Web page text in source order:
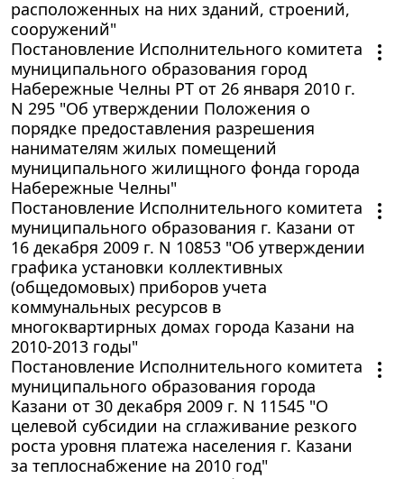
расположенных на них зданий, строений,
сооружений"
Постановление Исполнительного комитета
муниципального образования город
Набережные Челны РТ от 26 января 2010 г.
N 295 "Об утверждении Положения о
порядке предоставления разрешения
нанимателям жилых помещений
муниципального жилищного фонда города
Набережные Челны"
Постановление Исполнительного комитета
муниципального образования г. Казани от
16 декабря 2009 г. N 10853 "Об утверждении
графика установки коллективных
(общедомовых) приборов учета
коммунальных ресурсов в
многоквартирных домах города Казани на
2010-2013 годы"
Постановление Исполнительного комитета
муниципального образования города
Казани от 30 декабря 2009 г. N 11545 "О
целевой субсидии на сглаживание резкого
роста уровня платежа населения г. Казани
за теплоснабжение на 2010 год"